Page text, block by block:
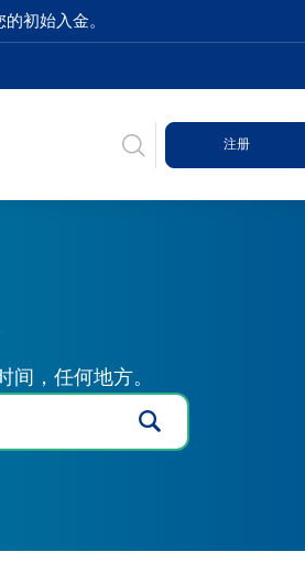
初始入金。
注册
，任何地方。